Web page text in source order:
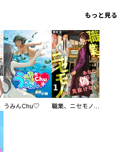
／なかはら・ももた ／佐藤いづみ ／日々の杏 ／五十嵐律人 ／束ユムコ ／ＩＳＡＫＡ ／雲田はるこ ／青化 ／羅川真里茂 ／井ノ上ふき ／柘植 文 ／ジュリアン ルルー ／やじま冬美 ／くずしろ ／夏目靫子 ／鯨井あめ ／あんじちこ ／ｔｅｎ ／月子 ／ヤマザキマリ ／雁須磨子 ／藤あさひ ／夜宵野十六 ／りにあ・かたや ／噛無仁 ／杜野亜希 ／織田涼 ／千秋絵衣子 ／満井春香 ／景山五月 ／藤代香澄 ／田茂たも太 ／栗原まもる ／清野静流 ／中村はな ／那波マオ ／星窪朱子 ／青木万里子 ／あなしん ／ｒｕｕ ／リカチもっと見る
うみんChu♡ 職業、ニセモノ～あなたに偽は見抜けない【電子単行本版】